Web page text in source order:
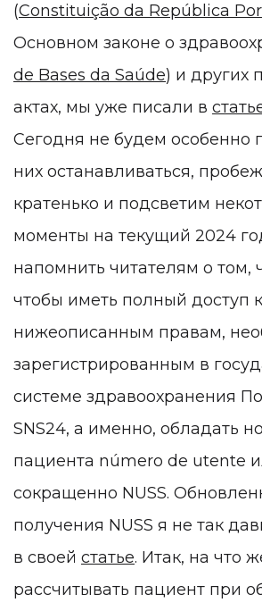
(Constituição da República
Основном законе о
de Bases da Saúde) и других
актах, мы уже писали в
Сегодня не будем особенно
них останавливаться,
кратенько и подсветим
моменты на текущий 2024
напомнить читателям о том,
чтобы иметь полный доступ
нижеописанным правам,
зарегистрированным в
системе здравоохранения
SNS24, а именно, обладать
пациента número de utente
сокращенно NUSS.
получения NUSS я не так
в своей статье. Итак, на что
рассчитывать пациент при